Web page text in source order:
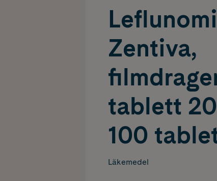
Zentiva,
tablett
100
Läkemedel